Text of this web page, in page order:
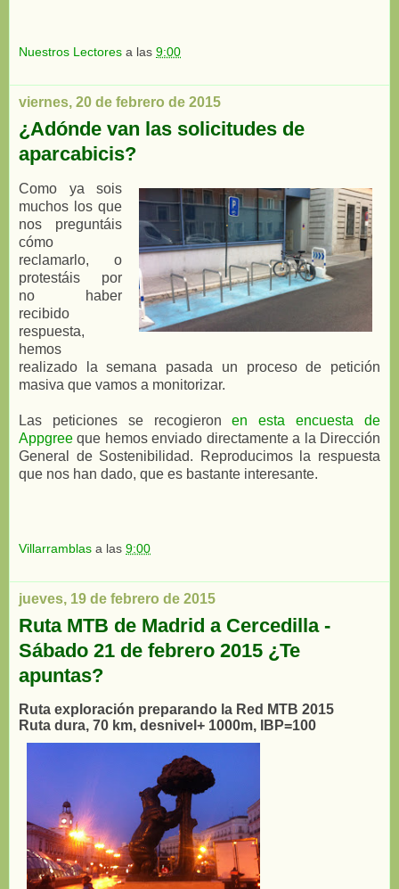
Nuestros Lectores a las 9:00
viernes, 20 de febrero de 2015
¿Adónde van las solicitudes de
aparcabicis?
Como ya sois
muchos los que
nos preguntáis
cómo
reclamarlo, o
protestáis por
no haber
recibido
respuesta,
hemos
realizado la semana pasada un proceso de petición
masiva que vamos a monitorizar.
Las peticiones se recogieronen esta encuesta de
Appgree que hemos enviado directamente a la Dirección
General de Sostenibilidad. Reproducimos la respuesta
que nos han dado, que es bastante interesante.
Villarramblas a las 9:00
jueves, 19 de febrero de 2015
Ruta MTB de Madrid a Cercedilla -
Sábado 21 de febrero 2015 ¿Te
apuntas?
Ruta exploración preparando la Red MTB 2015
Ruta dura, 70 km, desnivel+ 1000m, IBP=100